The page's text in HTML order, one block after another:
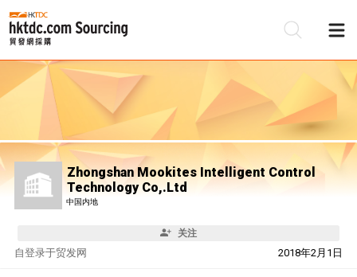
Zhongshan Mookites Intelligent Control
Technology Co,.Ltd
中国内地
关注
自 2018年2月1日
登录于贸发网